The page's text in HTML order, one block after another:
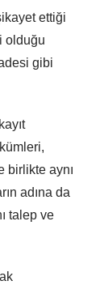
ettiği
olduğu
gibi
birlikte aynı
adına da
talep ve